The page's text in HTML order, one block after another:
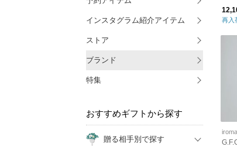
インスタグラム紹介アイテム
ストア
ブランド
特集
おすすめギフトから探す
贈る相手別で探す
再入
iroma